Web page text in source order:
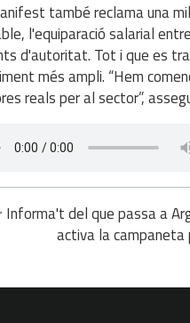
també reclama una
l'equiparació salarial
d'autoritat. Tot i que es
més ampli. “Hem
reals per al sector”,
del que passa a
activa la campaneta